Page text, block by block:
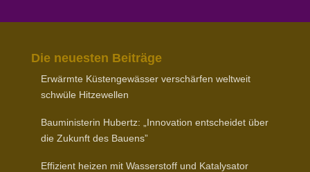
Die neuesten Beiträge
Erwärmte Küsten­ge­wässer verschärfen weltweit
schwüle Hitzewellen
Baumi­nis­terin Hubertz: „Inno­vation entscheidet über
die Zukunft des Bauens”
Effizient heizen mit Wasser­stoff und Katalysator